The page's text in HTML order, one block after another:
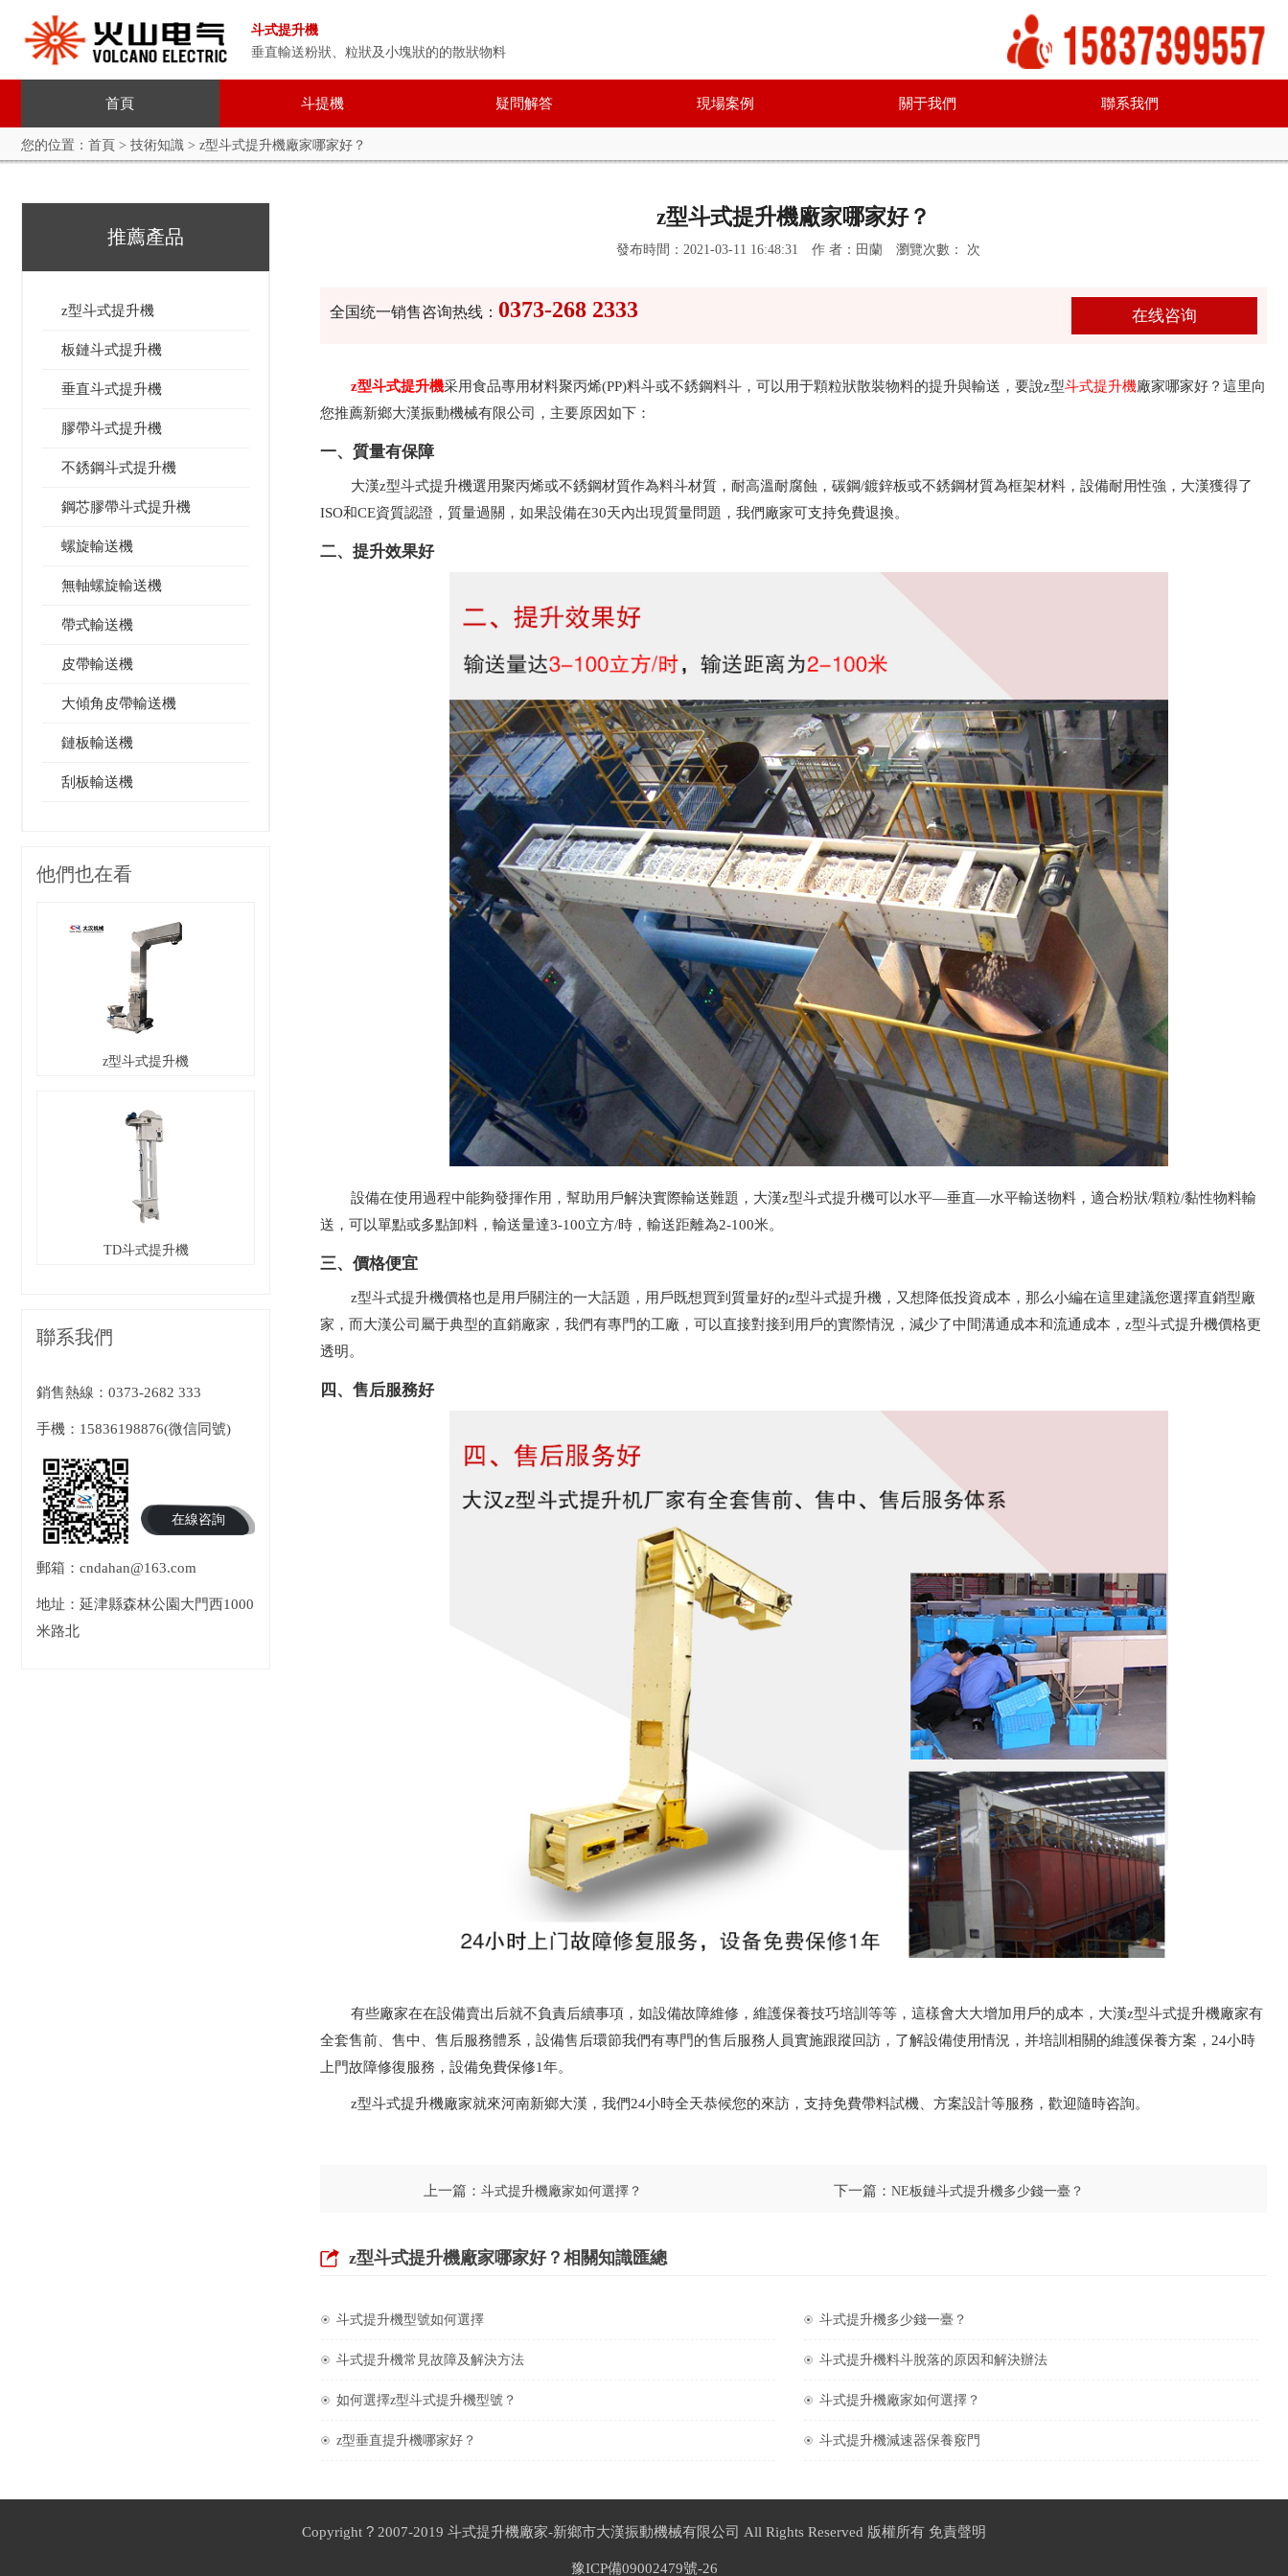
斗式提升機
垂直輸送粉狀、粒狀及小塊狀的的散狀物料
首頁 斗提機 疑問解答 現場案例 關于我們 聯系我們
您的位置： 首頁 > 技術知識 > z型斗式提升機廠家哪家好？
z型斗式提升機廠家哪家好？
發布時間：2021-03-11 16:48:31 作 者：田蘭 瀏覽次數： 次
全国统一销售咨询热线： 0373-268 2333 在线咨询
z型斗式提升機采用食品專用材料聚丙烯(PP)料斗或不銹鋼料斗，可以用于顆粒狀散裝物料的提升與輸送，要說z型斗式提升機廠家哪家好？這里向
您推薦新鄉大漢振動機械有限公司，主要原因如下：
一、質量有保障
大漢z型斗式提升機選用聚丙烯或不銹鋼材質作為料斗材質，耐高溫耐腐蝕，碳鋼/鍍鋅板或不銹鋼材質為框架材料，設備耐用性強，大漢獲得了
ISO和CE資質認證，質量過關，如果設備在30天內出現質量問題，我們廠家可支持免費退換。
二、提升效果好
設備在使用過程中能夠發揮作用，幫助用戶解決實際輸送難題，大漢z型斗式提升機可以水平—垂直—水平輸送物料，適合粉狀/顆粒/黏性物料輸
送，可以單點或多點卸料，輸送量達3-100立方/時，輸送距離為2-100米。
三、價格便宜
z型斗式提升機價格也是用戶關注的一大話題，用戶既想買到質量好的z型斗式提升機，又想降低投資成本，那么小編在這里建議您選擇直銷型廠
家，而大漢公司屬于典型的直銷廠家，我們有專門的工廠，可以直接對接到用戶的實際情況，減少了中間溝通成本和流通成本，z型斗式提升機價格更
透明。
四、售后服務好
有些廠家在在設備賣出后就不負責后續事項，如設備故障維修，維護保養技巧培訓等等，這樣會大大增加用戶的成本，大漢z型斗式提升機廠家有
全套售前、售中、售后服務體系，設備售后環節我們有專門的售后服務人員實施跟蹤回訪，了解設備使用情況，并培訓相關的維護保養方案，24小時
上門故障修復服務，設備免費保修1年。
z型斗式提升機廠家就來河南新鄉大漢，我們24小時全天恭候您的來訪，支持免費帶料試機、方案設計等服務，歡迎隨時咨詢。
上一篇：斗式提升機廠家如何選擇？ 下一篇：NE板鏈斗式提升機多少錢一臺？
z型斗式提升機廠家哪家好？相關知識匯總
斗式提升機型號如何選擇 斗式提升機多少錢一臺？
斗式提升機常見故障及解決方法 斗式提升機料斗脫落的原因和解決辦法
如何選擇z型斗式提升機型號？ 斗式提升機廠家如何選擇？
z型垂直提升機哪家好？ 斗式提升機減速器保養竅門
推薦產品
z型斗式提升機
板鏈斗式提升機
垂直斗式提升機
膠帶斗式提升機
不銹鋼斗式提升機
鋼芯膠帶斗式提升機
螺旋輸送機
無軸螺旋輸送機
帶式輸送機
皮帶輸送機
大傾角皮帶輸送機
鏈板輸送機
刮板輸送機
他們也在看
z型斗式提升機
TD斗式提升機
聯系我們
銷售熱線： 0373-2682 333
手機：15836198876(微信同號)
在線咨詢
郵箱：cndahan@163.com
地址：延津縣森林公園大門西1000
米路北
Copyright ? 2007-2019 斗式提升機廠家-新鄉市大漢振動機械有限公司 All Rights Reserved 版權所有 免責聲明
豫ICP備09002479號-26